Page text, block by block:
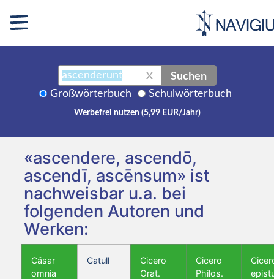
X Suchen
Großwörterbuch Schulwörterbuch
Werbefrei nutzen (5,99 EUR/Jahr)
«ascendere, ascendō,
ascendī, ascēnsum» ist
nachweisbar u.a. bei
folgenden Autoren und
Werken:
Cäsar
omnia
Catull
Cicero
Orat.
Cicero
Philos.